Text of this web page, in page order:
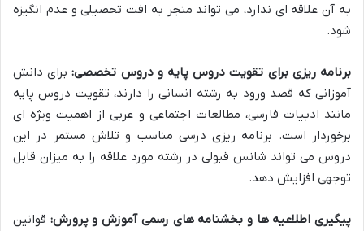
به آن علاقه ای ندارد، می تواند منجر به افت تحصیلی و عدم انگیزه
شود.
برنامه ریزی برای تقویت دروس پایه و دروس تخصصی:برای دانش
آموزانی که قصد ورود به رشته انسانی را دارند، تقویت دروس پایه
مانند ادبیات فارسی، مطالعات اجتماعی و عربی از اهمیت ویژه ای
برخوردار است. برنامه ریزی درسی مناسب و تلاش مستمر در این
دروس می تواند شانس قبولی در رشته مورد علاقه را به میزان قابل
توجهی افزایش دهد.
پیگیری اطلاعیه ها و بخشنامه های رسمی آموزش و پرورش: قوانین